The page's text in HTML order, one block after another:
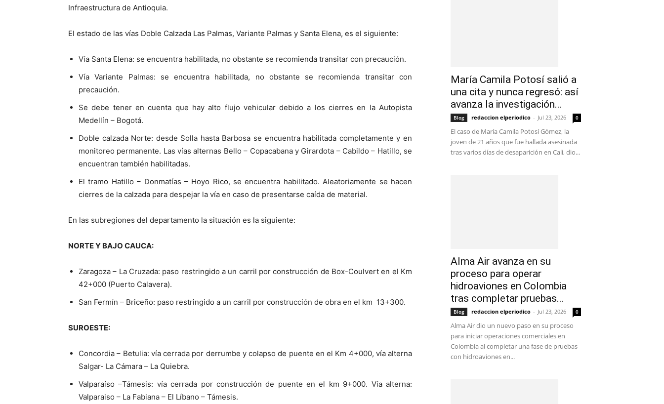
Infraestructura de Antioquia.
El estado de las vías Doble Calzada Las Palmas, Variante Palmas y Santa Elena, es el siguiente:
Vía Santa Elena: se encuentra habilitada, no obstante se recomienda transitar con precaución.
Vía Variante Palmas: se encuentra habilitada, no obstante se recomienda transitar con
precaución.
Se debe tener en cuenta que hay alto flujo vehicular debido a los cierres en la Autopista
Medellín – Bogotá.
Doble calzada Norte: desde Solla hasta Barbosa se encuentra habilitada completamente y en
monitoreo permanente. Las vías alternas Bello – Copacabana y Girardota – Cabildo – Hatillo, se
encuentran también habilitadas.
El tramo Hatillo – Donmatías – Hoyo Rico, se encuentra habilitado. Aleatoriamente se hacen
cierres de la calzada para despejar la vía en caso de presentarse caída de material.
En las subregiones del departamento la situación es la siguiente:
NORTE Y BAJO CAUCA:
Zaragoza – La Cruzada: paso restringido a un carril por construcción de Box-Coulvert en el Km
42+000 (Puerto Calavera).
San Fermín – Briceño: paso restringido a un carril por construcción de obra en el km 13+300.
SUROESTE:
Concordia – Betulia: vía cerrada por derrumbe y colapso de puente en el Km 4+000, vía alterna
Salgar- La Cámara – La Quiebra.
Valparaíso –Támesis: vía cerrada por construcción de puente en el km 9+000. Vía alterna:
Valparaiso – La Fabiana – El Líbano – Támesis.
María Camila Potosí salió a
una cita y nunca regresó: así
avanza la investigación...
Blog redaccion elperiodico - Jul 23, 2026 0
El caso de María Camila Potosí Gómez, la
joven de 21 años que fue hallada asesinada
tras varios días de desaparición en Cali, dio...
Alma Air avanza en su
proceso para operar
hidroaviones en Colombia
tras completar pruebas...
Blog redaccion elperiodico - Jul 23, 2026 0
Alma Air dio un nuevo paso en su proceso
para iniciar operaciones comerciales en
Colombia al completar una fase de pruebas
con hidroaviones en...